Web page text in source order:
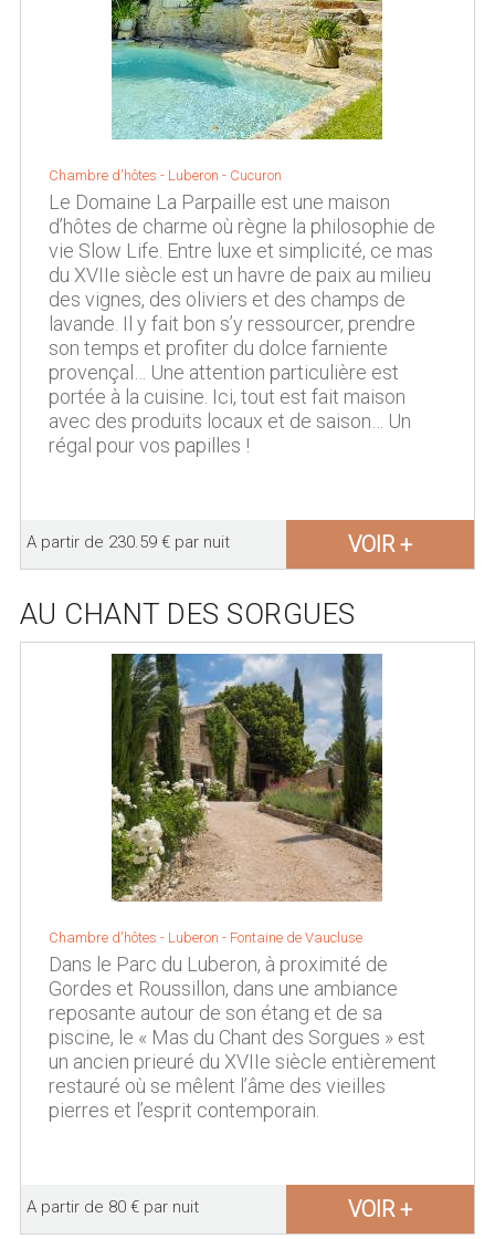
Chambre d'hôtes - Luberon - Cucuron
Le Domaine La Parpaille est une maison
d’hôtes de charme où règne la philosophie de
vie Slow Life. Entre luxe et simplicité, ce mas
du XVIIe siècle est un havre de paix au milieu
des vignes, des oliviers et des champs de
lavande. Il y fait bon s’y ressourcer, prendre
son temps et profiter du dolce farniente
provençal… Une attention particulière est
portée à la cuisine. Ici, tout est fait maison
avec des produits locaux et de saison… Un
régal pour vos papilles !
A partir de 230.59 € par nuit VOIR +
AU CHANT DES SORGUES
Chambre d'hôtes - Luberon - Fontaine de Vaucluse
Dans le Parc du Luberon, à proximité de
Gordes et Roussillon, dans une ambiance
reposante autour de son étang et de sa
piscine, le « Mas du Chant des Sorgues » est
un ancien prieuré du XVIIe siècle entièrement
restauré où se mêlent l’âme des vieilles
pierres et l’esprit contemporain.
A partir de 80 € par nuit VOIR +